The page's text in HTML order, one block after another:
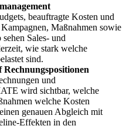
beauftragte Kosten und
Maßnahmen sowie
Sales- und
wie stark welche
sind.
und
wird sichtbar, welche
welche Kosten
genauen Abgleich mit
Effekten in den